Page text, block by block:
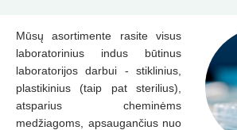
Mūsų asortimente rasite visus
laboratorinius indus būtinus
laboratorijos darbui - stiklinius,
plastikinius (taip pat sterilius),
atsparius cheminėms
medžiagoms, apsaugančius nuo